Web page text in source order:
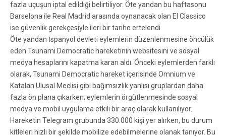
fazla uçuşun iptal edildiği belirtiliyor. Öte yandan bu haftasonu
Barselona ile Real Madrid arasında oynanacak olan El Classico
ise güvenlik gerekçesiyle ileri bir tarihe ertelendi.
Öte yandan İspanyol devleti eylemlerin düzenlenmesine öncülük
eden Tsunami Democratic hareketinin websitesini ve sosyal
medya hesaplarını kapatma kararı aldı. Önceki eylemlerden farklı
olarak, Tsunami Democratic hareket içerisinde Omnium ve
Katalan Ulusal Meclisi gibi bağımsızlık yanlısı gruplardan daha
fazla ön plana çıkarken; eylemlerin örgütlenmesinde sosyal
medya ve mobil uygulama etkili bir araç olarak kullanılıyor.
Hareketin Telegram grubunda 330.000 kişi yer alırken, bu durum
kitleleri hızlı bir şekilde mobilize edebilmelerine olanak tanıyor. Bu